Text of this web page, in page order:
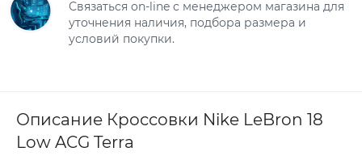
Связаться on-line с менеджером магазина для
уточнения наличия, подбора размера и
условий покупки.
Описание Кроссовки Nike LeBron 18
Low ACG Terra